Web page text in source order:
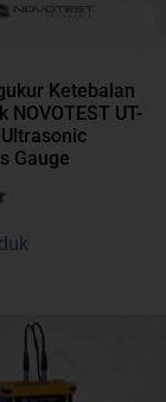
Ketebalan
NOVOTEST UT-
Gauge